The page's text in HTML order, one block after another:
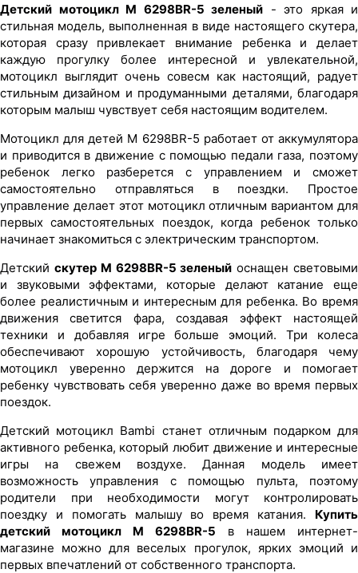
Детский мотоцикл M 6298BR-5 зеленый - это яркая и
стильная модель, выполненная в виде настоящего скутера,
которая сразу привлекает внимание ребенка и делает
каждую прогулку более интересной и увлекательной,
мотоцикл выглядит очень совесм как настоящий, радует
стильным дизайном и продуманными деталями, благодаря
которым малыш чувствует себя настоящим водителем.
Мотоцикл для детей M 6298BR-5 работает от аккумулятора
и приводится в движение с помощью педали газа, поэтому
ребенок легко разберется с управлением и сможет
самостоятельно отправляться в поездки. Простое
управление делает этот мотоцикл отличным вариантом для
первых самостоятельных поездок, когда ребенок только
начинает знакомиться с электрическим транспортом.
Детский скутер M 6298BR-5 зеленый оснащен световыми
и звуковыми эффектами, которые делают катание еще
более реалистичным и интересным для ребенка. Во время
движения светится фара, создавая эффект настоящей
техники и добавляя игре больше эмоций. Три колеса
обеспечивают хорошую устойчивость, благодаря чему
мотоцикл уверенно держится на дороге и помогает
ребенку чувствовать себя уверенно даже во время первых
поездок.
Детский мотоцикл Bambi станет отличным подарком для
активного ребенка, который любит движение и интересные
игры на свежем воздухе. Данная модель имеет
возможность управления с помощью пульта, поэтому
родители при необходимости могут контролировать
поездку и помогать малышу во время катания. Купить
детский мотоцикл M 6298BR-5 в нашем интернет-
магазине можно для веселых прогулок, ярких эмоций и
первых впечатлений от собственного транспорта.